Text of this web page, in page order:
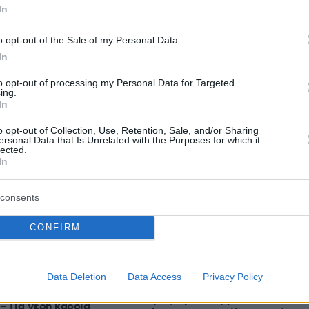
opt-out of the Sale of my Personal Data.
opt-out of processing my Personal Data for Targeted
opt-out of Collection, Use, Retention, Sale, and/or Sharing
Data that Is Unrelated with the Purposes for which it
CONFIRM
Data Deletion Data Access Privacy Policy
protothema.gr στο Google News και μάθετε πρώτοι όλες
Ειδήσειςαπό την Ελλάδα και τον Κόσμο, τη
στοProtothema.gr
Δοκιμάζουμε το υβριδικό Renault